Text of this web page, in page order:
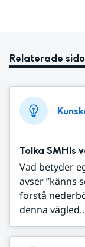
Relaterade
Tolka SMHIs
Vad betyder
avser ”känns
förstå
denna